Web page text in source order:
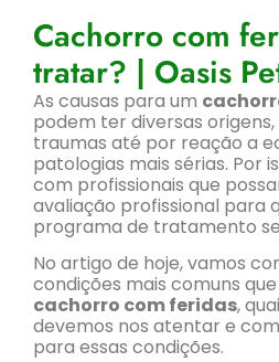
Cachorro com
tratar? | Oasis
As causas para um
podem ter diversas
traumas até por reação a
patologias mais sérias. Por
com profissionais que
avaliação profissional para
programa de tratamento
No artigo de hoje, vamos
condições mais comuns
cachorro com feridas,
devemos nos atentar e
para essas condições.